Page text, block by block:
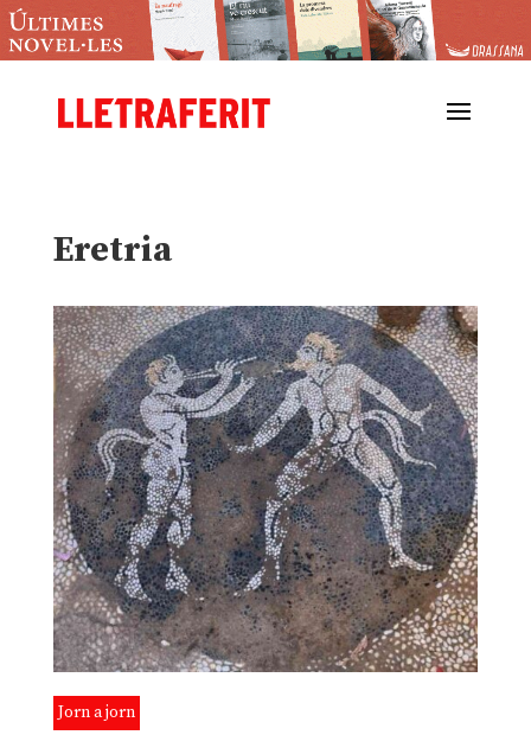
Eretria
Jorn a jorn